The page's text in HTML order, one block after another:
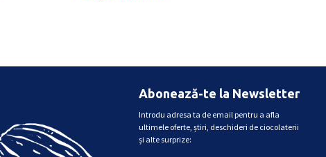
Abonează-te la Newsletter
Introdu adresa ta de email pentru a afla
ultimele oferte, știri, deschideri de ciocolaterii
și alte surprize: